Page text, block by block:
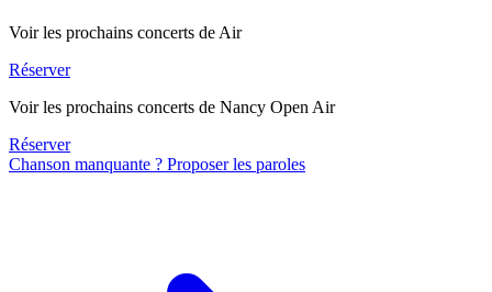
Voir les prochains concerts de Air
Réserver
Voir les prochains concerts de Nancy Open Air
Réserver
Chanson manquante ? Proposer les paroles